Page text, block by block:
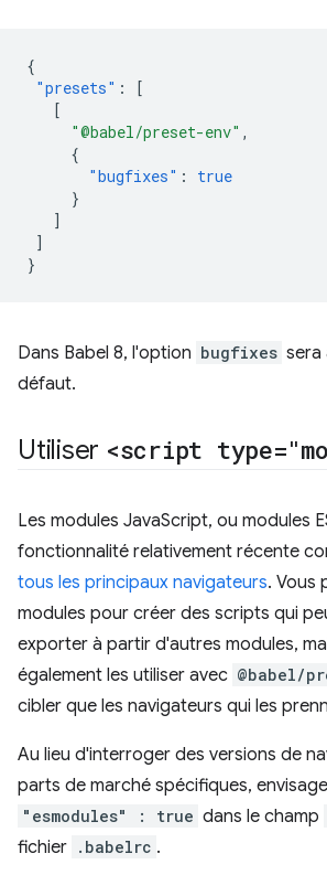
{
"presets" :
[
[
"@babel/preset-env" ,
{
"bugfixes" :
true
}
]
]
}
Dans Babel 8, l'option bugfixes sera
défaut.
Utiliser <script
Les modules JavaScript, ou modules
fonctionnalité relativement récente
tous les principaux navigateurs. Vous
modules pour créer des scripts qui
exporter à partir d'autres modules,
également les utiliser avec @babel/
cibler que les navigateurs qui les
Au lieu d'interroger des versions de
parts de marché spécifiques,
"esmodules" : true dans le champ
fichier .babelrc .